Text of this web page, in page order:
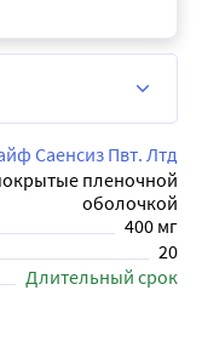
Саенсиз Пвт. Лтд
пленочной
оболочкой
400 мг
20
Длительный срок